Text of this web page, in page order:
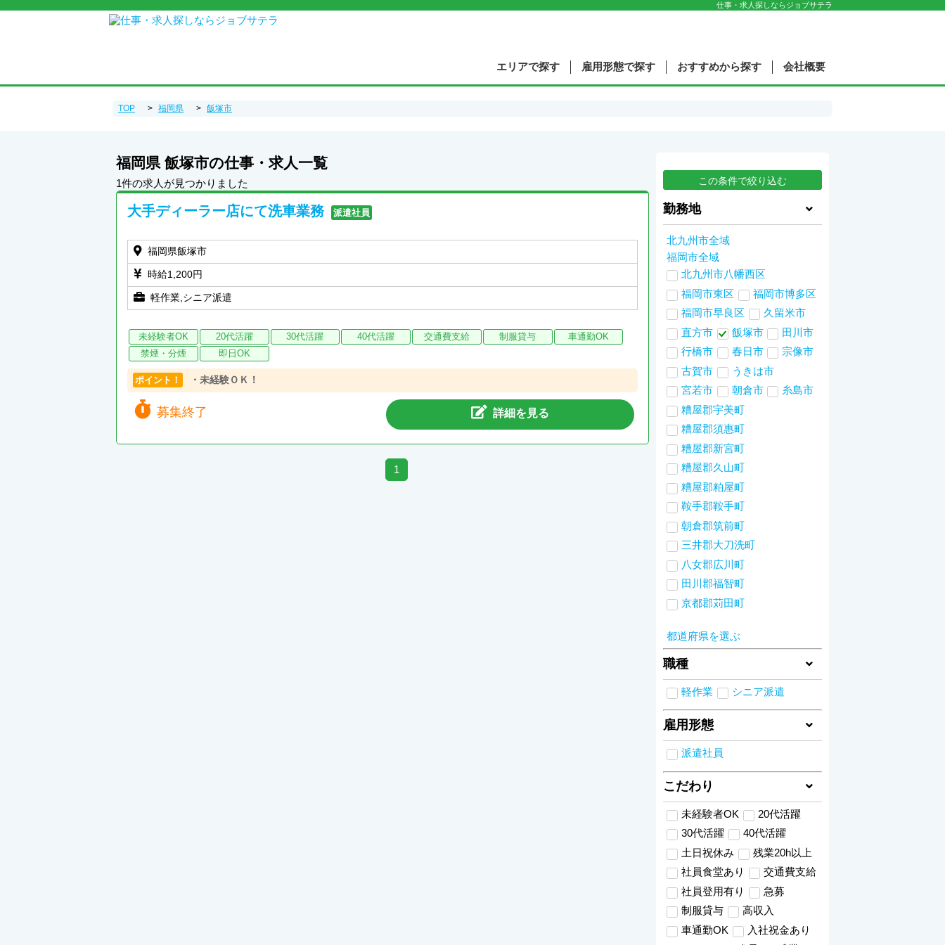
仕事・求人探しならジョブサテラ
エリアで探す 雇用形態で探す おすすめから探す 会社概要
TOP 福岡県 飯塚市
福岡県 飯塚市の仕事・求人一覧
1件の求人が見つかりました
大手ディーラー店にて洗車業務 派遣社員
福岡県飯塚市
時給1,200円
軽作業,シニア派遣
未経験者OK 20代活躍 30代活躍 40代活躍 交通費支給 制服貸与
車通勤OK
禁煙・分煙
即日OK
ポイント！ ・未経験ＯＫ！
詳細を見る
募集終了
1
勤務地
北九州市全域
福岡市全域
北九州市八幡西区
福岡市東区
福岡市博多区
福岡市早良区
久留米市
直方市
飯塚市
田川市
行橋市
春日市
宗像市
古賀市
うきは市
宮若市
朝倉市
糸島市
糟屋郡宇美町
糟屋郡須惠町
糟屋郡新宮町
糟屋郡久山町
糟屋郡粕屋町
鞍手郡鞍手町
朝倉郡筑前町
三井郡大刀洗町
八女郡広川町
田川郡福智町
京都郡苅田町
都道府県を選ぶ
職種
軽作業 シニア派遣
雇用形態
派遣社員
こだわり
未経験者OK
20代活躍
30代活躍
40代活躍
土日祝休み
残業20h以上
社員食堂あり
交通費支給
社員登用有り
急募
制服貸与
高収入
車通勤OK
入社祝金あり